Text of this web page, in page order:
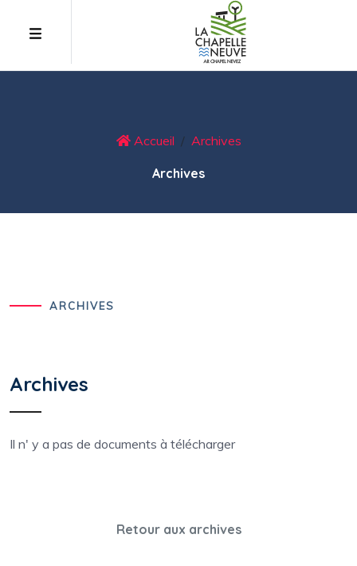
Accueil Archives
Archives
ARCHIVES
Archives
Il n' y a pas de documents à télécharger
Retour aux archives